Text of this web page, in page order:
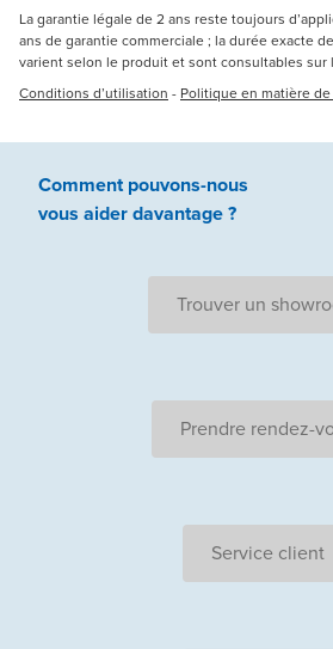
La garantie légale de 2 ans reste toujours
ans de garantie commerciale ; la durée exacte
varient selon le produit et sont consultables sur
Conditions d’utilisation - Politique en matière
Comment pouvons-nous
vous aiderdavantage ?
Trouver un
Prendre rendez-
Service client